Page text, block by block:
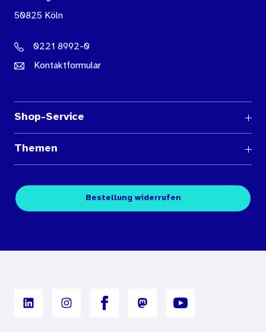
50825 Köln
0221 8992-0
Kontaktformular
Shop-Service
Medienübersichten
Kontakt
Themen
Fachpublikationen
Digitales Archiv
Bestellung widerrufen